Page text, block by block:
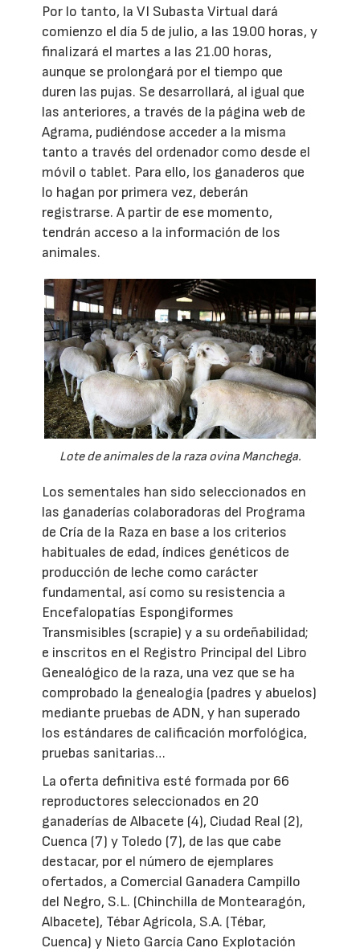
Por lo tanto, la VI Subasta Virtual dará
comienzo el día 5 de julio, a las 19.00 horas, y
finalizará el martes a las 21.00 horas,
aunque se prolongará por el tiempo que
duren las pujas. Se desarrollará, al igual que
las anteriores, a través de la página web de
Agrama, pudiéndose acceder a la misma
tanto a través del ordenador como desde el
móvil o tablet. Para ello, los ganaderos que
lo hagan por primera vez, deberán
registrarse. A partir de ese momento,
tendrán acceso a la información de los
animales.
Lote de animales de la raza ovina Manchega.
Los sementales han sido seleccionados en
las ganaderías colaboradoras del Programa
de Cría de la Raza en base a los criterios
habituales de edad, índices genéticos de
producción de leche como carácter
fundamental, así como su resistencia a
Encefalopatías Espongiformes
Transmisibles (scrapie) y a su ordeñabilidad;
e inscritos en el Registro Principal del Libro
Genealógico de la raza, una vez que se ha
comprobado la genealogía (padres y abuelos)
mediante pruebas de ADN, y han superado
los estándares de calificación morfológica,
pruebas sanitarias…
La oferta definitiva esté formada por 66
reproductores seleccionados en 20
ganaderías de Albacete (4), Ciudad Real (2),
Cuenca (7) y Toledo (7), de las que cabe
destacar, por el número de ejemplares
ofertados, a Comercial Ganadera Campillo
del Negro, S.L. (Chinchilla de Montearagón,
Albacete), Tébar Agrícola, S.A. (Tébar,
Cuenca) y Nieto García Cano Explotación